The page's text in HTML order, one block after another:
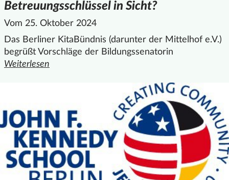
Betreuungsschlüssel in Sicht?
Vom 25. Oktober 2024
Das Berliner KitaBündnis (darunter der Mittelhof e.V.)
begrüßt Vorschläge der Bildungssenatorin
Weiterlesen
den ganzen Artikel "Ist ein besserer Betreuungsschlüssel in